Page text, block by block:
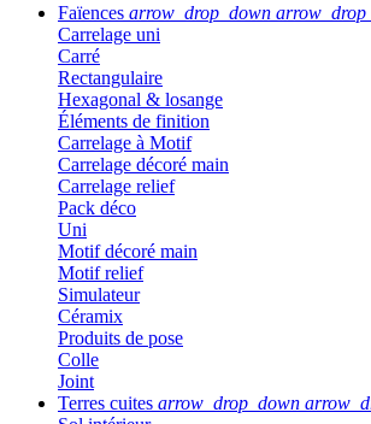
Faïences arrow_drop_down
Carrelage uni
Carré
Rectangulaire
Hexagonal & losange
Éléments de finition
Carrelage à Motif
Carrelage décoré main
Carrelage relief
Pack déco
Uni
Motif décoré main
Motif relief
Simulateur
Céramix
Produits de pose
Colle
Joint
Terres cuites arrow_drop_down